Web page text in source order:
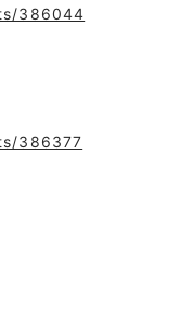
386044
386377